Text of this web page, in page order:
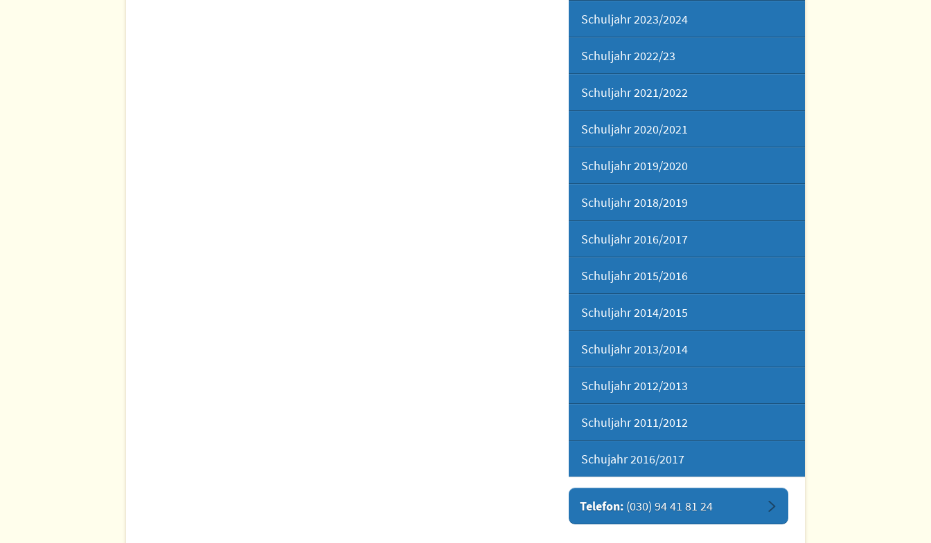
Schuljahr 2023/2024
Schuljahr 2022/23
Schuljahr 2021/2022
Schuljahr 2020/2021
Schuljahr 2019/2020
Schuljahr 2018/2019
Schuljahr 2016/2017
Schuljahr 2015/2016
Schuljahr 2014/2015
Schuljahr 2013/2014
Schuljahr 2012/2013
Schuljahr 2011/2012
Schujahr 2016/2017
Telefon: (030) 94 41 81 24